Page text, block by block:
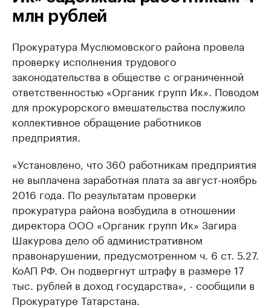
млн рублей
Прокуратура Муслюмовского района провела
проверку исполнения трудового
законодательства в обществе с ограниченной
ответственностью «Органик групп Ик». Поводом
для прокурорского вмешательства послужило
коллективное обращение работников
предприятия.
«Установлено, что 360 работникам предприятия
не выплачена заработная плата за август-ноябрь
2016 года. По результатам проверки
прокуратура района возбудила в отношении
директора ООО «Органик групп Ик» Загира
Шакурова дело об административном
правонарушении, предусмотренном ч. 6 ст. 5.27.
КоАП РФ. Он подвергнут штрафу в размере 17
тыс. рублей в доход государства», - сообщили в
Прокуратуре Татарстана.